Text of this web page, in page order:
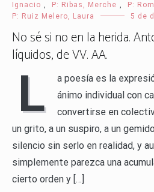
Ignacio , P: Ribas, Merche , P:
P: Ruiz Melero, Laura
5 de
No sé si no en la herida.
líquidos, de VV. AA.
L
a poesía es la
ánimo individual con
convertirse en
un grito, a un suspiro, a un
silencio sin serlo en realidad, y
simplemente parezca una
cierto orden y […]